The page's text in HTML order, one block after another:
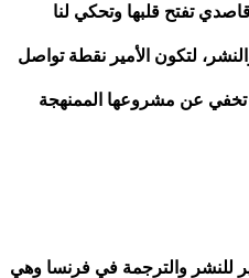
تفتح قلبها وتحكي لنا
لتكون الأمير نقطة تواصل
عن مشروعها الممنهجة
والترجمة في فرنسا وهي